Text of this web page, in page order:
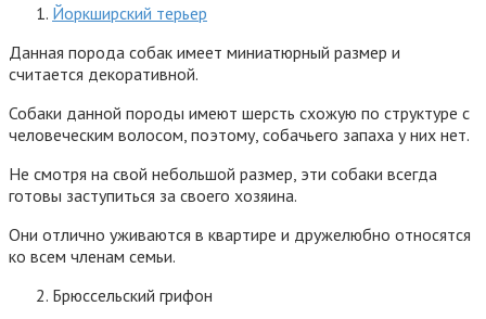
Йоркширский терьер
Данная порода собак имеет миниатюрный размер и
считается декоративной.
Собаки данной породы имеют шерсть схожую по структуре с
человеческим волосом, поэтому, собачьего запаха у них нет.
Не смотря на свой небольшой размер, эти собаки всегда
готовы заступиться за своего хозяина.
Они отлично уживаются в квартире и дружелюбно относятся
ко всем членам семьи.
Брюссельский грифон